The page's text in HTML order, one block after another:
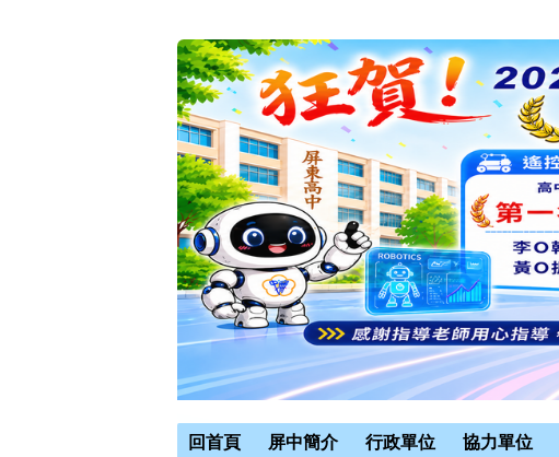
回首頁 屏中簡介 行政單位 協力單位